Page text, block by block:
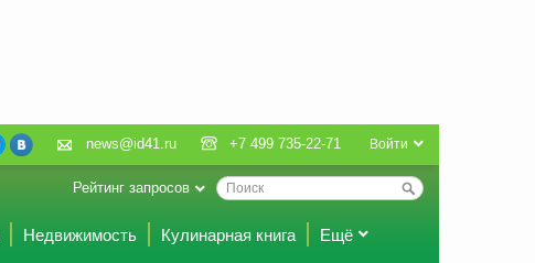
Войти
news@id41.ru +7 499 735-22-71
Рейтинг запросов
Недвижимость Кулинарная книга Ещё